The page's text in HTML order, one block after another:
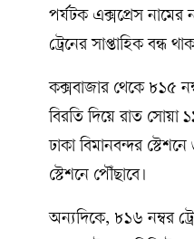
পর্যটক এক্সপ্রেস
ট্রেনের সাপ্তাহিক বন্ধ
কক্সবাজার থেকে ৮১৫
বিরতি দিয়ে রাত সোয়া
ঢাকা বিমানবন্দর
স্টেশনে পৌঁছাবে।
অন্যদিকে, ৮১৬ নম্বর